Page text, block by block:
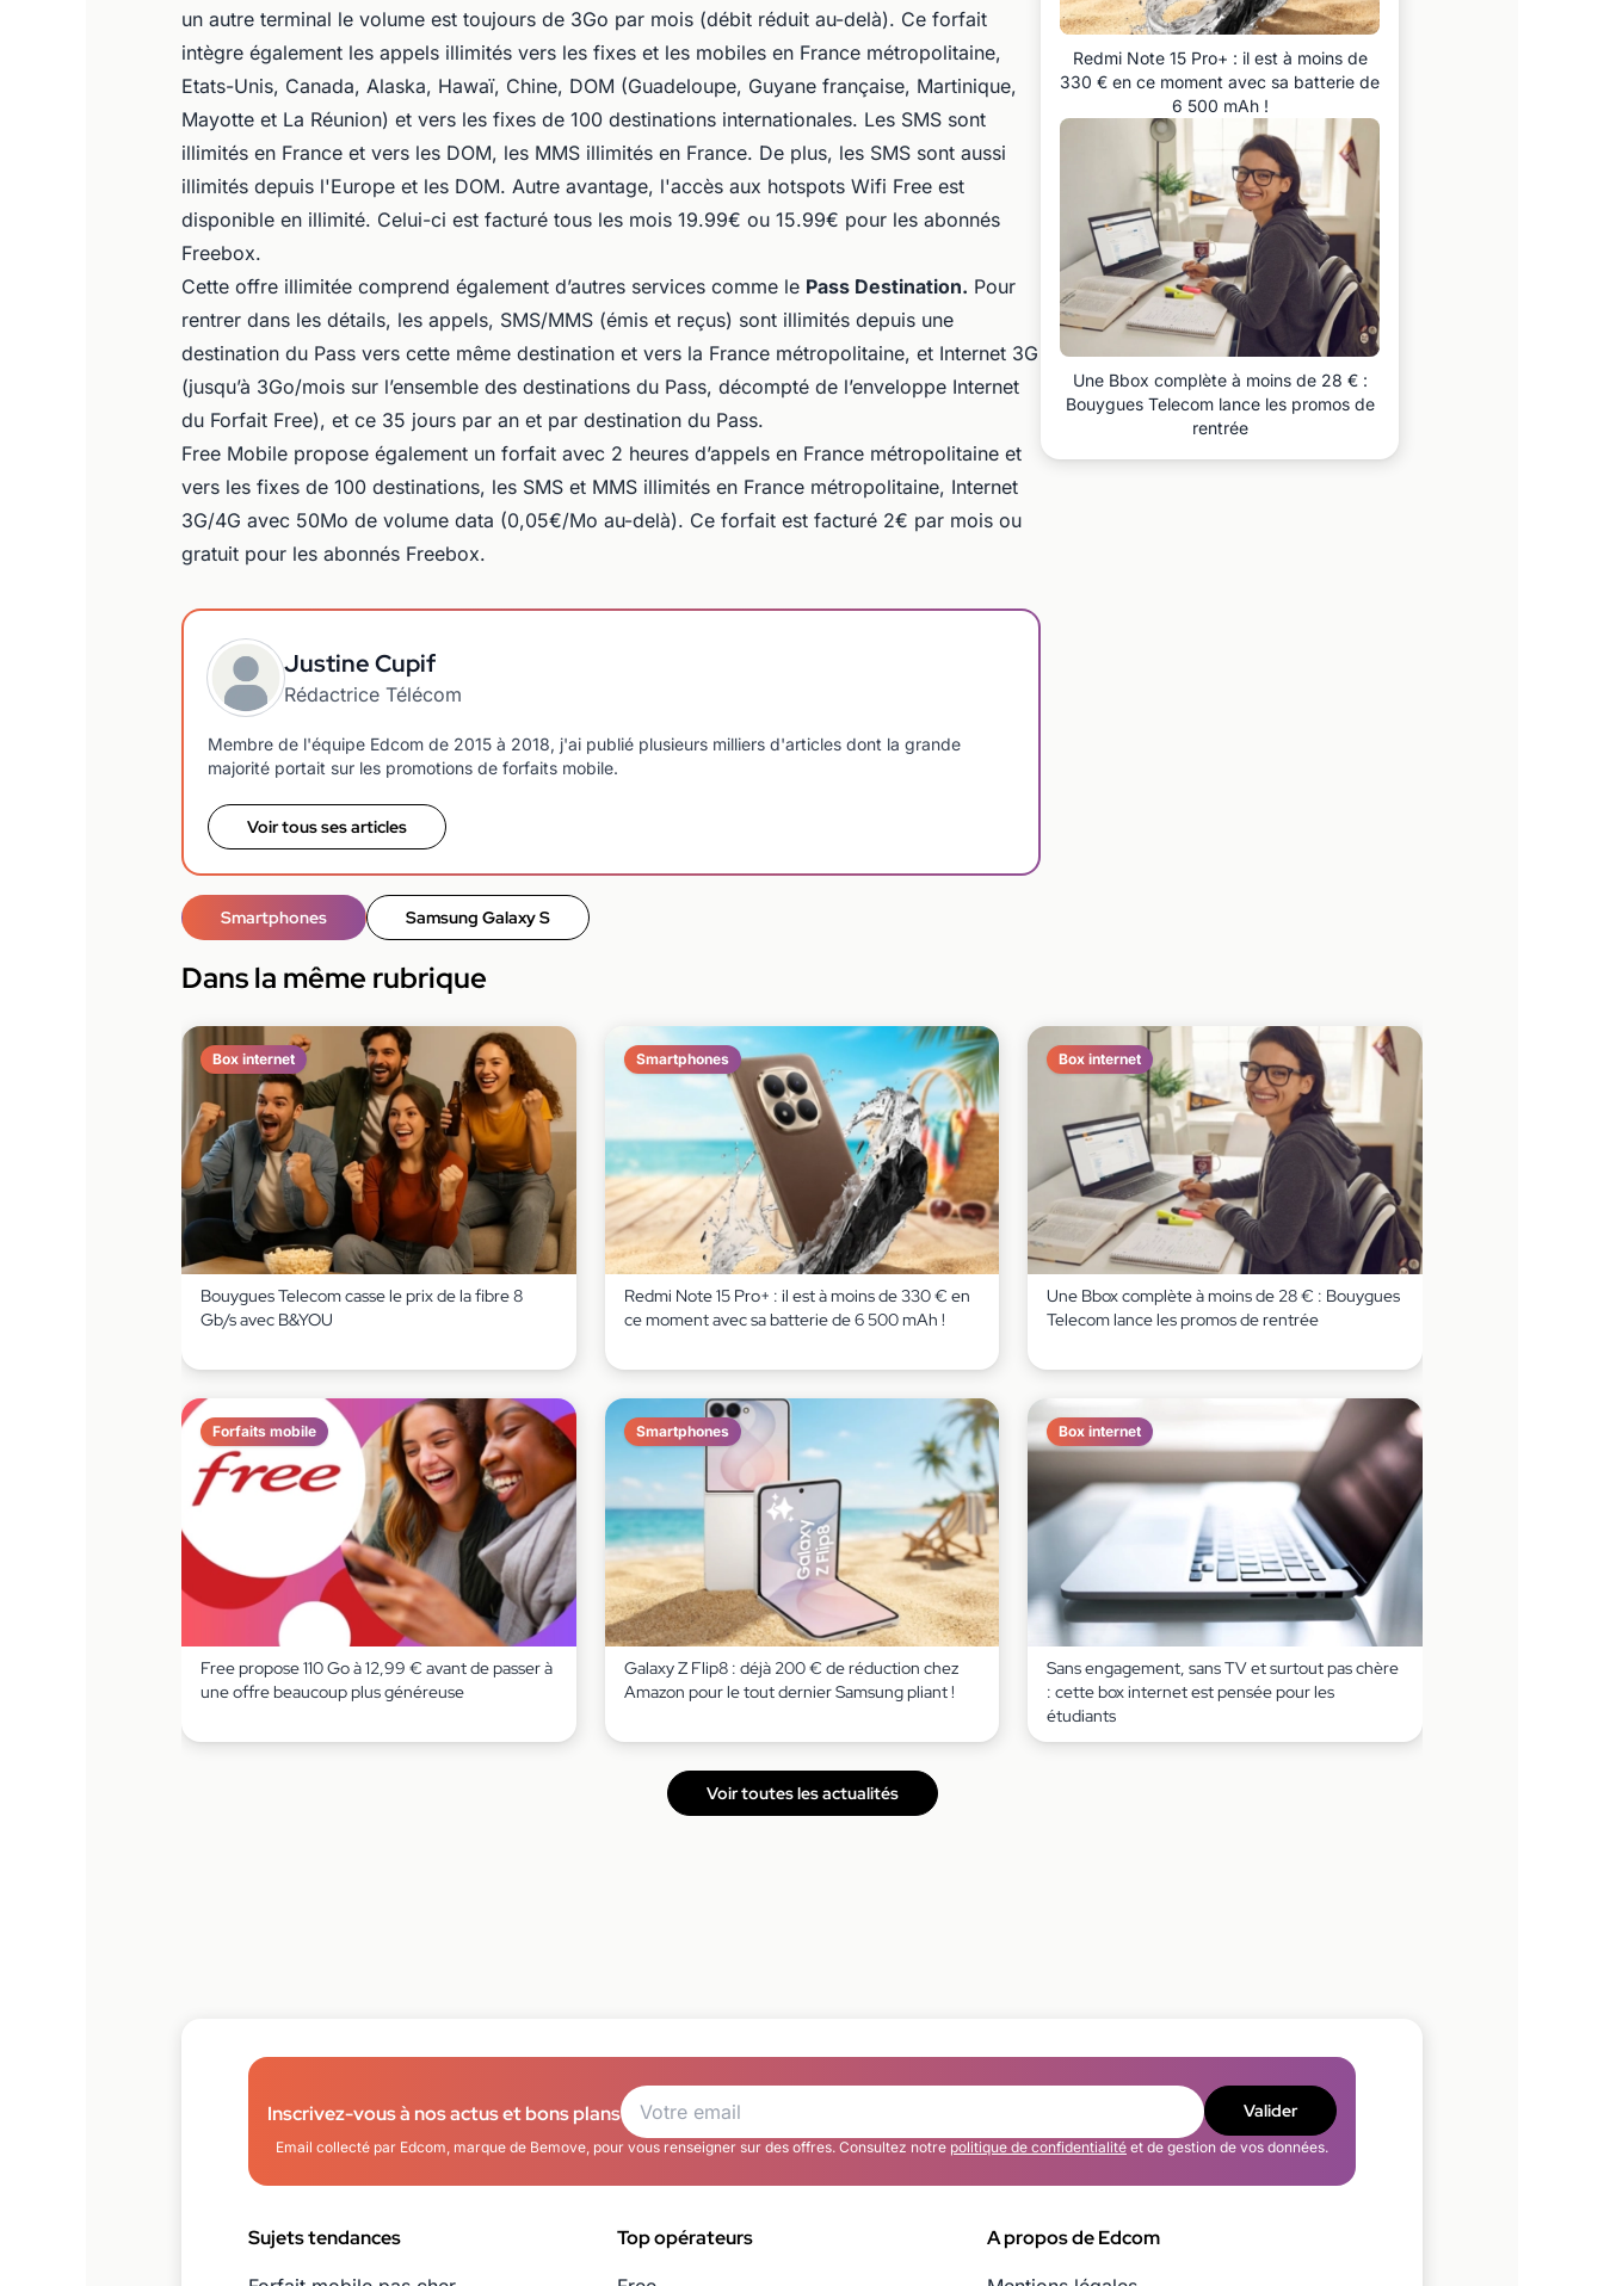
un autre terminal le volume est toujours de 3Go par mois (débit réduit au-delà). Ce forfait
intègre également les appels illimités vers les fixes et les mobiles en France métropolitaine,
Etats-Unis, Canada, Alaska, Hawaï, Chine, DOM (Guadeloupe, Guyane française, Martinique,
Mayotte et La Réunion) et vers les fixes de 100 destinations internationales. Les SMS sont
illimités en France et vers les DOM, les MMS illimités en France. De plus, les SMS sont aussi
illimités depuis l'Europe et les DOM. Autre avantage, l'accès aux hotspots Wifi Free est
disponible en illimité. Celui-ci est facturé tous les mois 19.99€ ou 15.99€ pour les abonnés
Freebox.
Cette offre illimitée comprend également d’autres services comme le Pass Destination. Pour
rentrer dans les détails, les appels, SMS/MMS (émis et reçus) sont illimités depuis une
destination du Pass vers cette même destination et vers la France métropolitaine, et Internet 3G
(jusqu’à 3Go/mois sur l’ensemble des destinations du Pass, décompté de l’enveloppe Internet
du Forfait Free), et ce 35 jours par an et par destination du Pass.
Free Mobile propose également un forfait avec 2 heures d’appels en France métropolitaine et
vers les fixes de 100 destinations, les SMS et MMS illimités en France métropolitaine, Internet
3G/4G avec 50Mo de volume data (0,05€/Mo au-delà). Ce forfait est facturé 2€ par mois ou
gratuit pour les abonnés Freebox.
Justine Cupif
Rédactrice Télécom
Membre de l'équipe Edcom de 2015 à 2018, j'ai publié plusieurs milliers d'articles dont la grande
majorité portait sur les promotions de forfaits mobile.
Voir tous ses articles
Smartphones Samsung Galaxy S
Redmi Note 15 Pro+ : il est à moins de
330 € en ce moment avec sa batterie de
6 500 mAh !
Une Bbox complète à moins de 28 € :
Bouygues Telecom lance les promos de
rentrée
Dans la même rubrique
Box internet
Bouygues Telecom casse le prix de la fibre 8
Gb/s avec B&YOU
Smartphones
Redmi Note 15 Pro+ : il est à moins de 330 € en
ce moment avec sa batterie de 6 500 mAh !
Box internet
Une Bbox complète à moins de 28 € : Bouygues
Telecom lance les promos de rentrée
Forfaits mobile
Free propose 110 Go à 12,99 € avant de passer à
une offre beaucoup plus généreuse
Smartphones
Galaxy Z Flip8 : déjà 200 € de réduction chez
Amazon pour le tout dernier Samsung pliant !
Box internet
Sans engagement, sans TV et surtout pas chère
: cette box internet est pensée pour les
étudiants
Voir toutes les actualités
Inscrivez-vous à nos actus et bons plans Valider
Email collecté par Edcom, marque de Bemove, pour vous renseigner sur des offres. Consultez notre politique de confidentialité et de gestion de vos données.
Sujets tendances Top opérateurs A propos de Edcom